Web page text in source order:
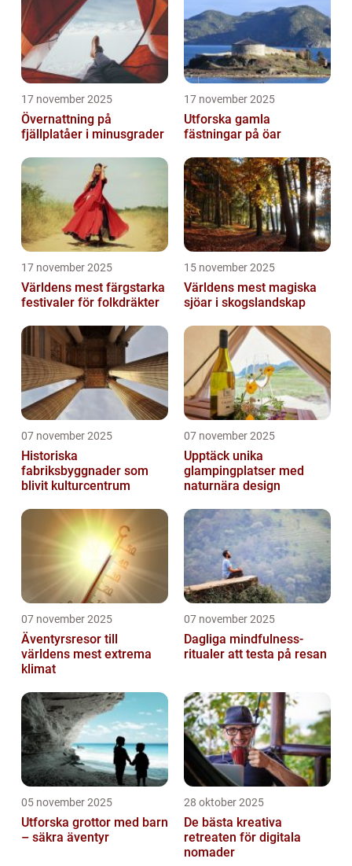
17 november 2025
Övernattning på
fjällplatåer i minusgrader
17 november 2025
Utforska gamla
fästningar på öar
17 november 2025
Världens mest färgstarka
festivaler för folkdräkter
15 november 2025
Världens mest magiska
sjöar i skogslandskap
07 november 2025
Historiska
fabriksbyggnader som
blivit kulturcentrum
07 november 2025
Upptäck unika
glampingplatser med
naturnära design
07 november 2025
Äventyrsresor till
världens mest extrema
klimat
07 november 2025
Dagliga mindfulness-
ritualer att testa på resan
05 november 2025
Utforska grottor med barn
– säkra äventyr
28 oktober 2025
De bästa kreativa
retreaten för digitala
nomader